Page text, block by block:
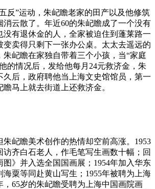
反”运动，朱屺瞻老家的田产以及他修筑
消云散了。年近60的朱屺瞻成了一个没有
没有退休金的人，全家被迫住到蓬莱路一
变卖得只剩下一张办公桌。太太去遥远的
朱屺瞻在家独自带着三个小孩，当“家庭
的情况后，发给他每月24元救济金，朱
久后，政府聘他当上海文史馆馆员，第一
马上就去街道上还救济金。
屺瞻美术创作的热情却空前高涨。1953
访齐白石老人，作毛笔写生画数十幅；回
图》并入选全国国画展；1954年加入华东
海粟等同赴黄山写生；1955年被聘为上海
，65岁的朱屺瞻受聘为上海中国画院画